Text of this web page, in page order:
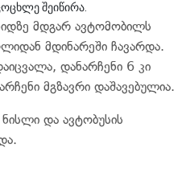
შეიწირა.
მდგარ ავტომობილს
მდინარეში ჩავარდა.
დანარჩენი 6 კი
მგზავრი დაშავებულია.
და ავტობუსის